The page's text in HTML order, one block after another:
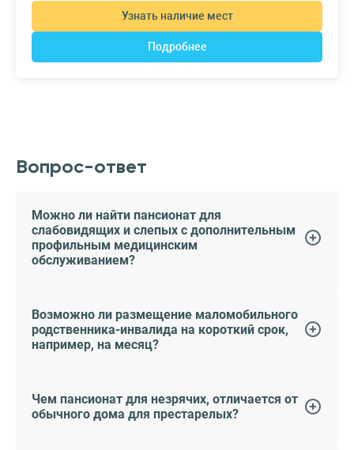
Узнать наличие мест
Подробнее
Вопрос-ответ
Можно ли найти пансионат для
слабовидящих и слепых с дополнительным
профильным медицинским
обслуживанием?
Возможно ли размещение маломобильного
родственника-инвалида на короткий срок,
например, на месяц?
Чем пансионат для незрячих, отличается от
обычного дома для престарелых?